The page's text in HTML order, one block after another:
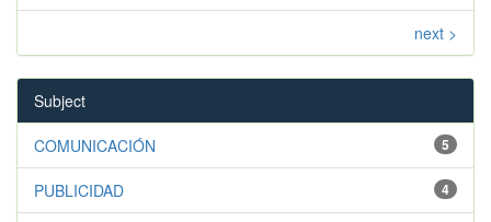
next >
Subject
5
COMUNICACIÓN
4
PUBLICIDAD